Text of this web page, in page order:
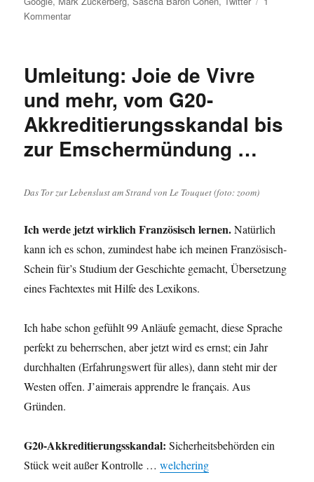
Kommentarzu
Award
Presented
to
Sacha
Baron
Cohen
Is
Facebook
‚greatest
propaganda
in
Umleitung: Joie de Vivre
und mehr, vom G20-
Akkreditierungsskandal bis
zur Emschermündung …
Das Tor zur Lebenslust am Strand von Le Touquet (foto: zoom)
Ich werde jetzt wirklich Französisch lernen.Natürlich
kann ich es schon, zumindest habe ich meinen Französisch-
Schein für’s Studium der Geschichte gemacht, Übersetzung
eines Fachtextes mit Hilfe des Lexikons.
Ich habe schon gefühlt 99 Anläufe gemacht, diese Sprache
perfekt zu beherrschen, aber jetzt wird es ernst; ein Jahr
durchhalten (Erfahrungswert für alles), dann steht mir der
Westen offen. J’aimerais apprendre le français. Aus
Gründen.
G20-Akkreditierungsskandal: Sicherheitsbehörden ein
Stück weit außer Kontrolle …welchering